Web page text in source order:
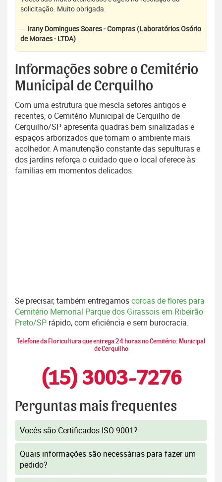
solicitação. Muito obrigada.
— Irany Domingues Soares - Compras (Laboratórios Osório
de Moraes - LTDA)
Informações sobre o Cemitério
Municipal de Cerquilho
Com uma estrutura que mescla setores antigos e
recentes, o Cemitério Municipal de Cerquilho de
Cerquilho/SP apresenta quadras bem sinalizadas e
espaços arborizados que tornam o ambiente mais
acolhedor. A manutenção constante das sepulturas e
dos jardins reforça o cuidado que o local oferece às
famílias em momentos delicados.
Se precisar, também entregamoscoroas de flores para
Cemitério Memorial Parque dos Girassois em Ribeirão
Preto/SP rápido, com eficiência e sem burocracia.
Telefone da Floricultura que entrega 24 horas no Cemitério: Municipal
de Cerquilho
(15) 3003-7276
Perguntas mais frequentes
Vocês são Certificados ISO 9001?
Quais informações são necessárias para fazer um
pedido?